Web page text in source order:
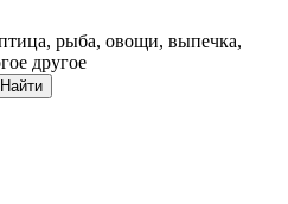
рыба, овощи, выпечка,
другое